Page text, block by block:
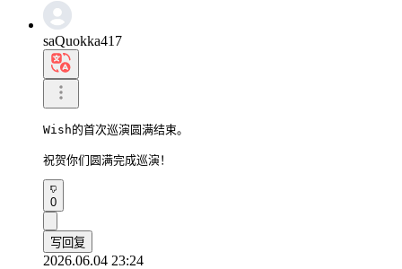
saQuokka417
Wish的首次巡演圆满结束。
祝贺你们圆满完成巡演！
0
写回复
2026.06.04 23:24